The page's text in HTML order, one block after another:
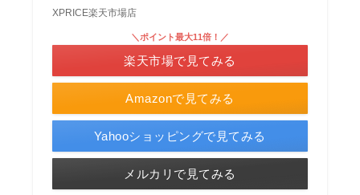
XPRICE楽天市場店
Amazonで見てみる
＼ポイント最大11倍！／
楽天市場で見てみる
Yahooショッピングで見てみる
メルカリで見てみる